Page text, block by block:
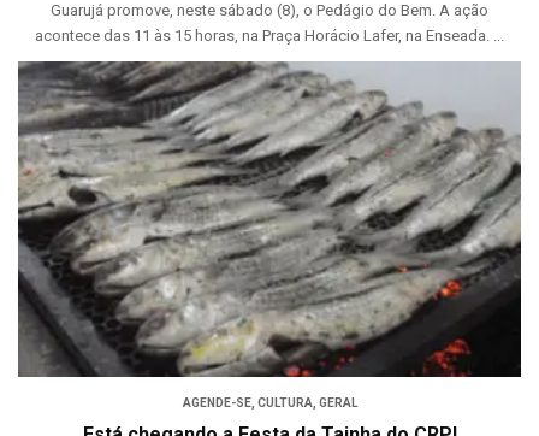
Guarujá promove, neste sábado (8), o Pedágio do Bem. A ação
acontece das 11 às 15 horas, na Praça Horácio Lafer, na Enseada. ...
AGENDE-SE, CULTURA GERAL